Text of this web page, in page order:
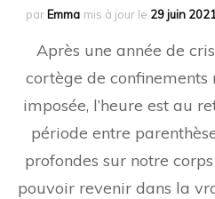
par Emma mis à jour le 29 juin
Après une année de
cortège de
imposée, l’heure est au
période entre
profondes sur notre
pouvoir revenir dans la